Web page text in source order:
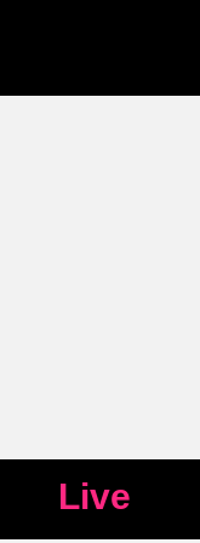
Live